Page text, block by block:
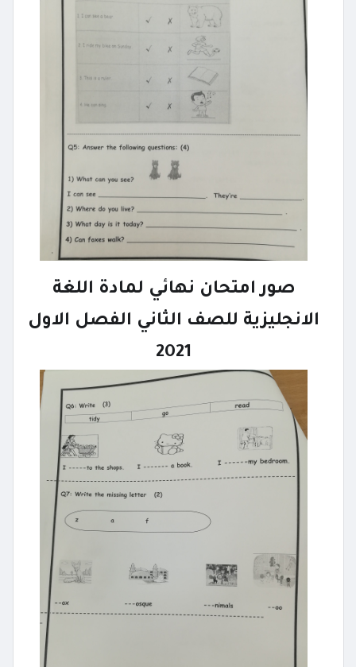
صور امتحان نهائي لمادة اللغة
الانجليزية للصف الثاني الفصل الاول
2021